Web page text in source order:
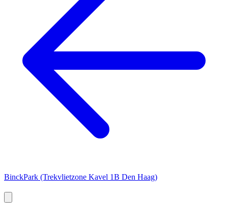
BinckPark (Trekvlietzone Kavel 1B Den Haag)